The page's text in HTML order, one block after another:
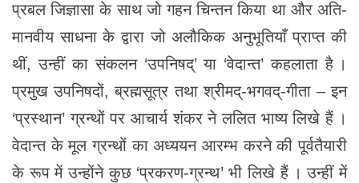
प्रबल जिज्ञासा के साथ जो गहन चिन्तन किया था और अति-
मानवीय साधना के द्वारा जो अलौकिक अनुभूतियाँ प्राप्त की
थीं, उन्हीं का संकलन ‘उपनिषद्’ या ‘वेदान्त’ कहलाता है ।
प्रमुख उपनिषदों, ब्रह्मसूत्र तथा श्रीमद्-भगवद्-गीता – इन
‘प्रस्थान’ ग्रन्थों पर आचार्य शंकर ने ललित भाष्य लिखे हैं ।
वेदान्त के मूल ग्रन्थों का अध्ययन आरम्भ करने की पूर्वतैयारी
के रूप में उन्होंने कुछ ‘प्रकरण-ग्रन्थ’ भी लिखे हैं । उन्हीं में